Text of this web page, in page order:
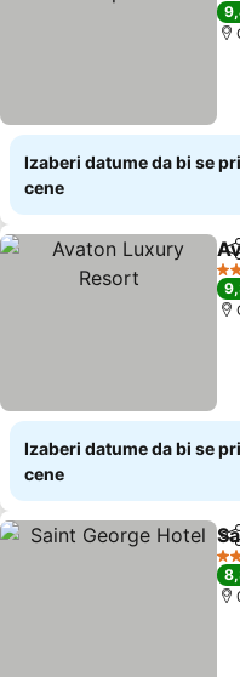
Izaberi datume da bi se
cene
4
Izaberi datume da bi se
cene
4